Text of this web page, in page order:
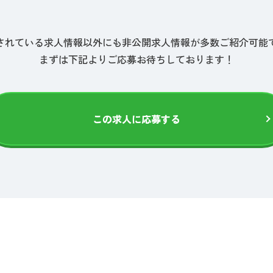
れている求人情報以外にも非公開求人情報が多数ご紹介可能
まずは下記よりご応募お待ちしております！
この求人に応募する